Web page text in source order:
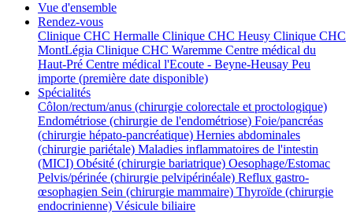
Vue d'ensemble
Rendez-vous
Clinique CHC Hermalle Clinique CHC Heusy Clinique CHC
MontLégia Clinique CHC Waremme Centre médical du
Haut-Pré Centre médical l'Ecoute - Beyne-Heusay Peu
importe (première date disponible)
Spécialités
Côlon/rectum/anus (chirurgie colorectale et proctologique)
Endométriose (chirurgie de l'endométriose) Foie/pancréas
(chirurgie hépato-pancréatique) Hernies abdominales
(chirurgie pariétale) Maladies inflammatoires de l'intestin
(MICI) Obésité (chirurgie bariatrique) Oesophage/Estomac
Pelvis/périnée (chirurgie pelvipérinéale) Reflux gastro-
œsophagien Sein (chirurgie mammaire) Thyroïde (chirurgie
endocrinienne) Vésicule biliaire